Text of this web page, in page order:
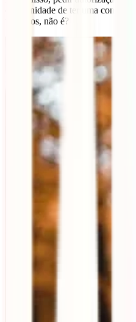
oportunidade de ter uma
viajamos, não é?